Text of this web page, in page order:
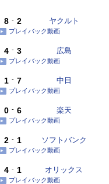
ヤクルト
プレイバック動画
8 - 2
広島
プレイバック動画
4 - 3
中日
プレイバック動画
1 - 7
楽天
プレイバック動画
0 - 6
ソフトバンク
プレイバック動画
2 - 1
オリックス
プレイバック動画
4 - 1